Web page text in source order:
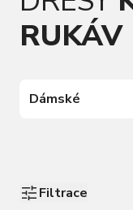
RUKÁV
Dámské
Filtrace